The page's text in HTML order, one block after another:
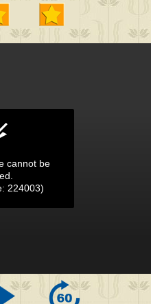
cannot be
224003)